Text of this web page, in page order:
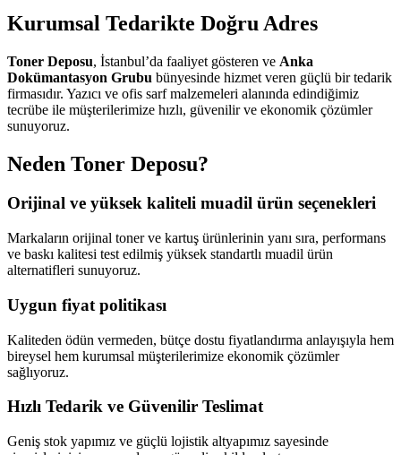
Kurumsal Tedarikte Doğru Adres
Toner Deposu, İstanbul’da faaliyet gösteren ve Anka
Dokümantasyon Grubu bünyesinde hizmet veren güçlü bir tedarik
firmasıdır. Yazıcı ve ofis sarf malzemeleri alanında edindiğimiz
tecrübe ile müşterilerimize hızlı, güvenilir ve ekonomik çözümler
sunuyoruz.
Neden Toner Deposu?
Orijinal ve yüksek kaliteli muadil ürün seçenekleri
Markaların orijinal toner ve kartuş ürünlerinin yanı sıra, performans
ve baskı kalitesi test edilmiş yüksek standartlı muadil ürün
alternatifleri sunuyoruz.
Uygun fiyat politikası
Kaliteden ödün vermeden, bütçe dostu fiyatlandırma anlayışıyla hem
bireysel hem kurumsal müşterilerimize ekonomik çözümler
sağlıyoruz.
Hızlı Tedarik ve Güvenilir Teslimat
Geniş stok yapımız ve güçlü lojistik altyapımız sayesinde